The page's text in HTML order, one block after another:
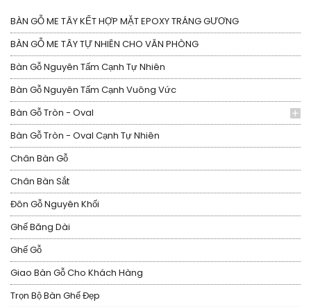
BÀN GỖ ME TÂY KẾT HỢP MẶT EPOXY TRÁNG GƯƠNG
BÀN GỖ ME TÂY TỰ NHIÊN CHO VĂN PHÒNG
Bàn Gỗ Nguyên Tấm Cạnh Tự Nhiên
Bàn Gỗ Nguyên Tấm Cạnh Vuông Vức
Bàn Gỗ Tròn - Oval
Bàn Gỗ Tròn - Oval Cạnh Tự Nhiên
Chân Bàn Gỗ
Chân Bàn Sắt
Đôn Gỗ Nguyên Khối
Ghế Băng Dài
Ghế Gỗ
Giao Bàn Gỗ Cho Khách Hàng
Trọn Bộ Bàn Ghế Đẹp